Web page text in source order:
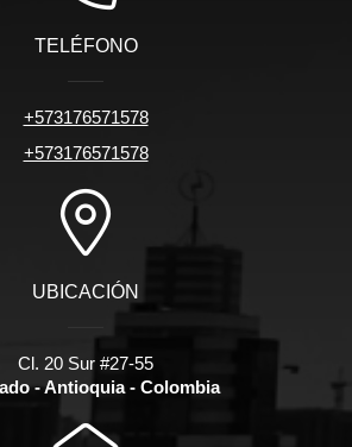
TELÉFONO
+573176571578
+573176571578
UBICACIÓN
Cl. 20 Sur #27-55
- Antioquia - Colombia